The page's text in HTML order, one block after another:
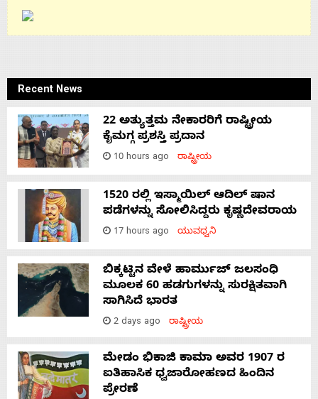
Recent News
22 ಅತ್ಯುತ್ತಮ ನೇಕಾರರಿಗೆ ರಾಷ್ಟ್ರೀಯ
ಕೈಮಗ್ಗ ಪ್ರಶಸ್ತಿ ಪ್ರದಾನ
10 hours ago ರಾಷ್ಟ್ರೀಯ
1520 ರಲ್ಲಿ ಇಸ್ಮಾಯಿಲ್ ಆದಿಲ್ ಷಾನ
ಪಡೆಗಳನ್ನು ಸೋಲಿಸಿದ್ದರು ಕೃಷ್ಣದೇವರಾಯ
17 hours ago ಯುವಧ್ವನಿ
ಬಿಕ್ಕಟ್ಟಿನ ವೇಳೆ ಹಾರ್ಮುಜ್ ಜಲಸಂಧಿ
ಮೂಲಕ 60 ಹಡಗುಗಳನ್ನು ಸುರಕ್ಷಿತವಾಗಿ
ಸಾಗಿಸಿದೆ ಭಾರತ
2 days ago ರಾಷ್ಟ್ರೀಯ
ಮೇಡಂ ಭಿಕಾಜಿ ಕಾಮಾ ಅವರ 1907 ರ
ಐತಿಹಾಸಿಕ ಧ್ವಜಾರೋಹಣದ ಹಿಂದಿನ
ಪ್ರೇರಣೆ